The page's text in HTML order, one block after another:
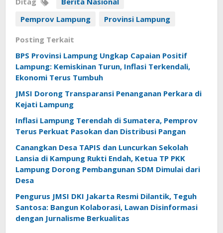
Pemprov Lampung
Provinsi Lampung
Posting Terkait
BPS Provinsi Lampung Ungkap Capaian Positif
Lampung: Kemiskinan Turun, Inflasi Terkendali,
Ekonomi Terus Tumbuh
JMSI Dorong Transparansi Penanganan Perkara di
Kejati Lampung
Inflasi Lampung Terendah di Sumatera, Pemprov
Terus Perkuat Pasokan dan Distribusi Pangan
Canangkan Desa TAPIS dan Luncurkan Sekolah
Lansia di Kampung Rukti Endah, Ketua TP PKK
Lampung Dorong Pembangunan SDM Dimulai dari
Desa
Pengurus JMSI DKI Jakarta Resmi Dilantik, Teguh
Santosa: Bangun Kolaborasi, Lawan Disinformasi
dengan Jurnalisme Berkualitas